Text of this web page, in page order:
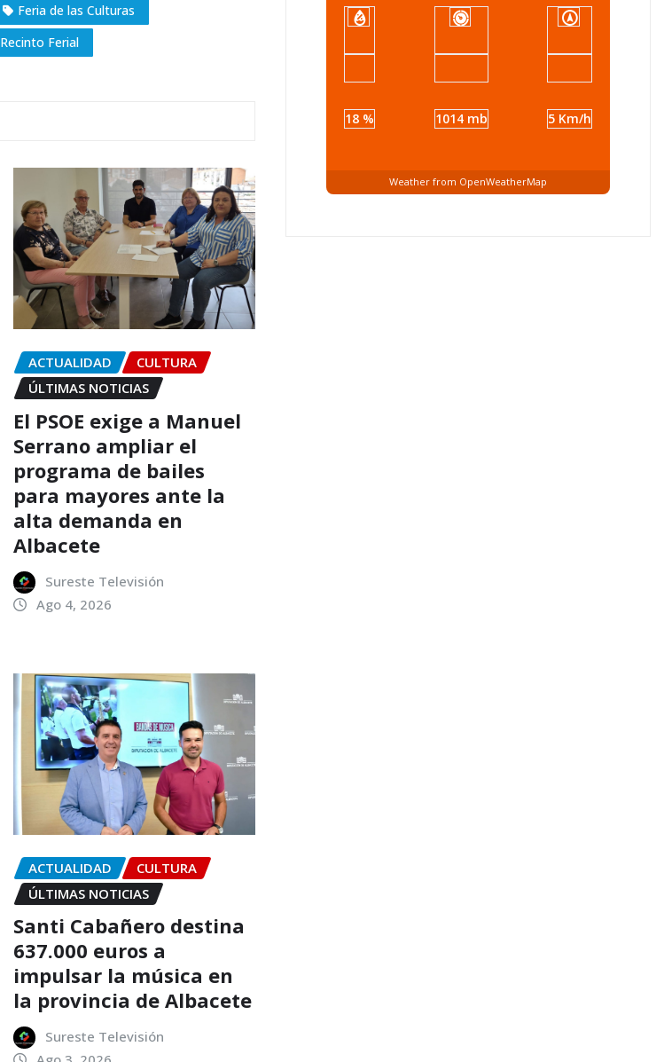
Feria de las Culturas
Recinto Ferial
ACTUALIDAD
CULTURA
ÚLTIMAS NOTICIAS
El PSOE exige a Manuel
Serrano ampliar el
programa de bailes
para mayores ante la
alta demanda en
Albacete
Sureste Televisión
Ago 4, 2026
ACTUALIDAD
CULTURA
ÚLTIMAS NOTICIAS
Santi Cabañero destina
637.000 euros a
impulsar la música en
la provincia de Albacete
Sureste Televisión
18 % 1014 mb 5 Km/h
Weather from OpenWeatherMap